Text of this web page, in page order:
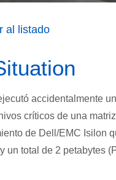
al listado
accidentalmente
críticos de una
de Dell/EMC Isilon
un total de 2 petabytes